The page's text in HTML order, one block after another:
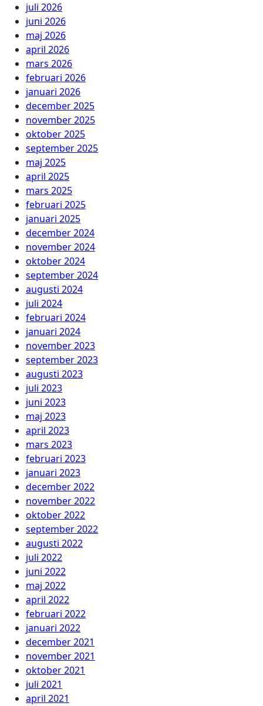
juli 2026
juni 2026
maj 2026
april 2026
mars 2026
februari 2026
januari 2026
december 2025
november 2025
oktober 2025
september 2025
maj 2025
april 2025
mars 2025
februari 2025
januari 2025
december 2024
november 2024
oktober 2024
september 2024
augusti 2024
juli 2024
februari 2024
januari 2024
november 2023
september 2023
augusti 2023
juli 2023
juni 2023
maj 2023
april 2023
mars 2023
februari 2023
januari 2023
december 2022
november 2022
oktober 2022
september 2022
augusti 2022
juli 2022
juni 2022
maj 2022
april 2022
februari 2022
januari 2022
december 2021
november 2021
oktober 2021
juli 2021
april 2021